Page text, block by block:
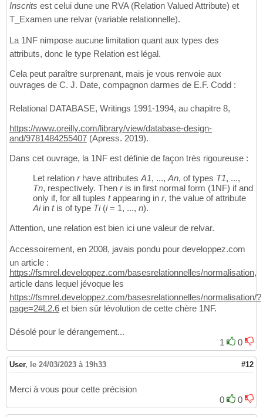
Inscrits est celui dune une RVA (Relation Valued Attribute) et
T_Examen une relvar (variable relationnelle).
La 1NF nimpose aucune limitation quant aux types des
attributs, donc le type Relation est légal.
Cela peut paraître surprenant, mais je vous renvoie aux
ouvrages de C. J. Date, compagnon darmes de E.F. Codd :
Relational DATABASE, Writings 1991-1994, au chapitre 8,
https://www.oreilly.com/library/view/database-design-
and/9781484255407 (Apress. 2019).
Dans cet ouvrage, la 1NF est définie de façon très rigoureuse :
Let relation rhave attributesA1, ...,An, of types T1, ...,
Tn, respectively. Then ris in first normal form (1NF) if and
only if, for all tuples tappearing in r, the value of attribute
Aiin tis of type Ti(i= 1, ..., n).
Attention, une relation est bien ici une valeur de relvar.
Accessoirement, en 2008, javais pondu pour developpez.com
un article :
https://fsmrel.developpez.com/basesrelationnelles/normalisation,
article dans lequel jévoque les
https://fsmrel.developpez.com/basesrelationnelles/normalisation/?
page=2#L2.6 et bien sûr lévolution de cette chère 1NF.
Désolé pour le dérangement...
1
0
User, le 24/03/2023 à 19h33 #12
Merci à vous pour cette précision
0
0